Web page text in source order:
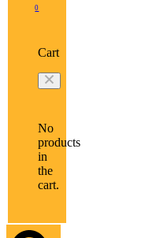
0
Cart
No
products
in
the
cart.